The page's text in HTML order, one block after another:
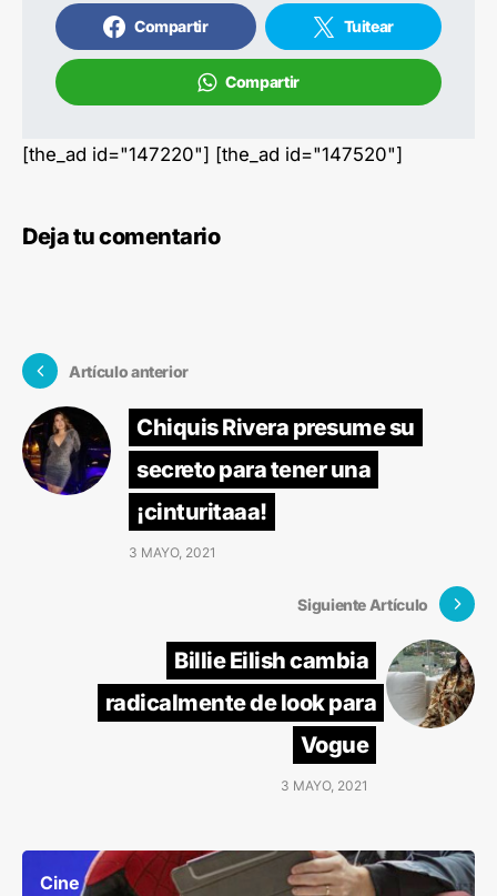
Compartir Tuitear
Compartir
[the_ad id="147220"] [the_ad id="147520"]
Deja tu comentario
Artículo anterior
Chiquis Rivera presume su
secreto para tener una
¡cinturitaaa!
3 MAYO, 2021
Siguiente Artículo
Billie Eilish cambia
radicalmente de look para
Vogue
3 MAYO, 2021
Cine